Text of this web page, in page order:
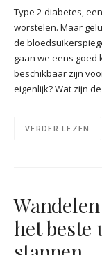
Type 2 diabetes,
worstelen. Maar
de
gaan we eens goed
beschikbaar zijn
eigenlijk? Wat zijn
VERDER LEZEN
het beste